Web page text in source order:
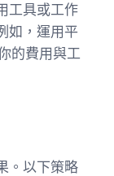
工具或工作
如，運用平
的費用與工
。以下策略